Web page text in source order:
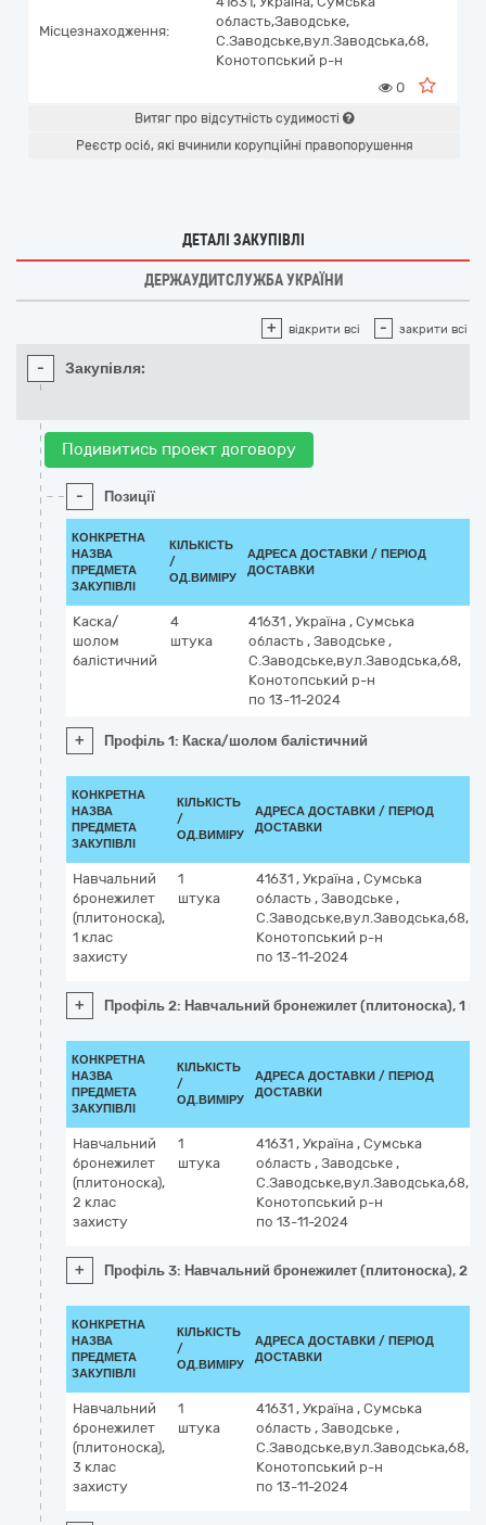
Місцезнаходження:
область,Заводське,
С.Заводське,вул.Заводська,68,
Конотопський р-н
0
Витяг про відсутність судимості
Реєстр осіб, які вчинили корупційні правопорушення
ДЕТАЛІ ЗАКУПІВЛІ
ДЕРЖАУДИТСЛУЖБА УКРАЇНИ
+ відкрити всі - закрити всі
- Закупівля:
Подивитись проект договору
- Позиції
КОНКРЕТНА
НАЗВА
ПРЕДМЕТА
ЗАКУПІВЛІ
КІЛЬКІСТЬ
/
ОД.ВИМІРУ
АДРЕСА ДОСТАВКИ / ПЕРІОД
ДОСТАВКИ
Каска/
шолом
балістичний
4
штука
41631 , Україна , Сумська
область , Заводське ,
С.Заводське,вул.Заводська,68,
Конотопський р-н
по 13-11-2024
+ Профіль 1: Каска/шолом балістичний
КОНКРЕТНА
НАЗВА
ПРЕДМЕТА
ЗАКУПІВЛІ
КІЛЬКІСТЬ
/
ОД.ВИМІРУ
АДРЕСА ДОСТАВКИ / ПЕРІОД
ДОСТАВКИ
Навчальний
бронежилет
(плитоноска),
1 клас
захисту
1
штука
41631 , Україна , Сумська
область , Заводське ,
С.Заводське,вул.Заводська,68,
Конотопський р-н
по 13-11-2024
+ Профіль 2: Навчальний бронежилет (плитоноска), 1
КОНКРЕТНА
НАЗВА
ПРЕДМЕТА
ЗАКУПІВЛІ
КІЛЬКІСТЬ
/
ОД.ВИМІРУ
АДРЕСА ДОСТАВКИ / ПЕРІОД
ДОСТАВКИ
Навчальний
бронежилет
(плитоноска),
2 клас
захисту
1
штука
41631 , Україна , Сумська
область , Заводське ,
С.Заводське,вул.Заводська,68,
Конотопський р-н
по 13-11-2024
+ Профіль 3: Навчальний бронежилет (плитоноска), 2
КОНКРЕТНА
НАЗВА
ПРЕДМЕТА
ЗАКУПІВЛІ
КІЛЬКІСТЬ
/
ОД.ВИМІРУ
АДРЕСА ДОСТАВКИ / ПЕРІОД
ДОСТАВКИ
Навчальний
бронежилет
(плитоноска),
3 клас
захисту
1
штука
41631 , Україна , Сумська
область , Заводське ,
С.Заводське,вул.Заводська,68,
Конотопський р-н
по 13-11-2024